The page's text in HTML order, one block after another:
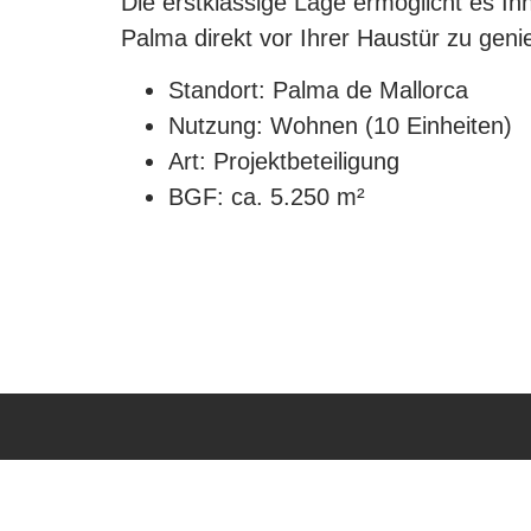
Palma direkt vor Ihrer Haustür zu
Standort: Palma de Mallorca
Nutzung: Wohnen (10 Einheiten)
Art: Projektbeteiligung
BGF: ca. 5.250 m²